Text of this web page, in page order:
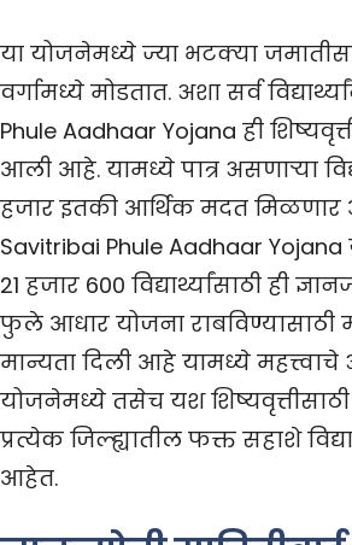
या योजनेमध्ये ज्या भटक्या
वर्गामध्ये मोडतात. अशा सर्व
Phule Aadhaar Yojana ही
आली आहे. यामध्ये पात्र असणाऱ्या
हजार इतकी आर्थिक मदत
Savitribai Phule Aadhaar
21 हजार 600 विद्यार्थ्यांसाठी ही
फुले आधार योजना राबविण्यासाठी
मान्यता दिली आहे यामध्ये महत्त्वाचे
योजनेमध्ये तसेच यश शिष्यवृत्तीसाठी
प्रत्येक जिल्ह्यातील फक्त सहाशे
आहेत.